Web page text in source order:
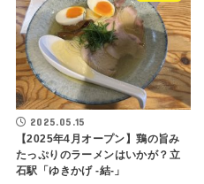
2025.05.15
【2025年4月オープン】鶏の旨み
たっぷりのラーメンはいかが？立
石駅「ゆきかげ -結-」